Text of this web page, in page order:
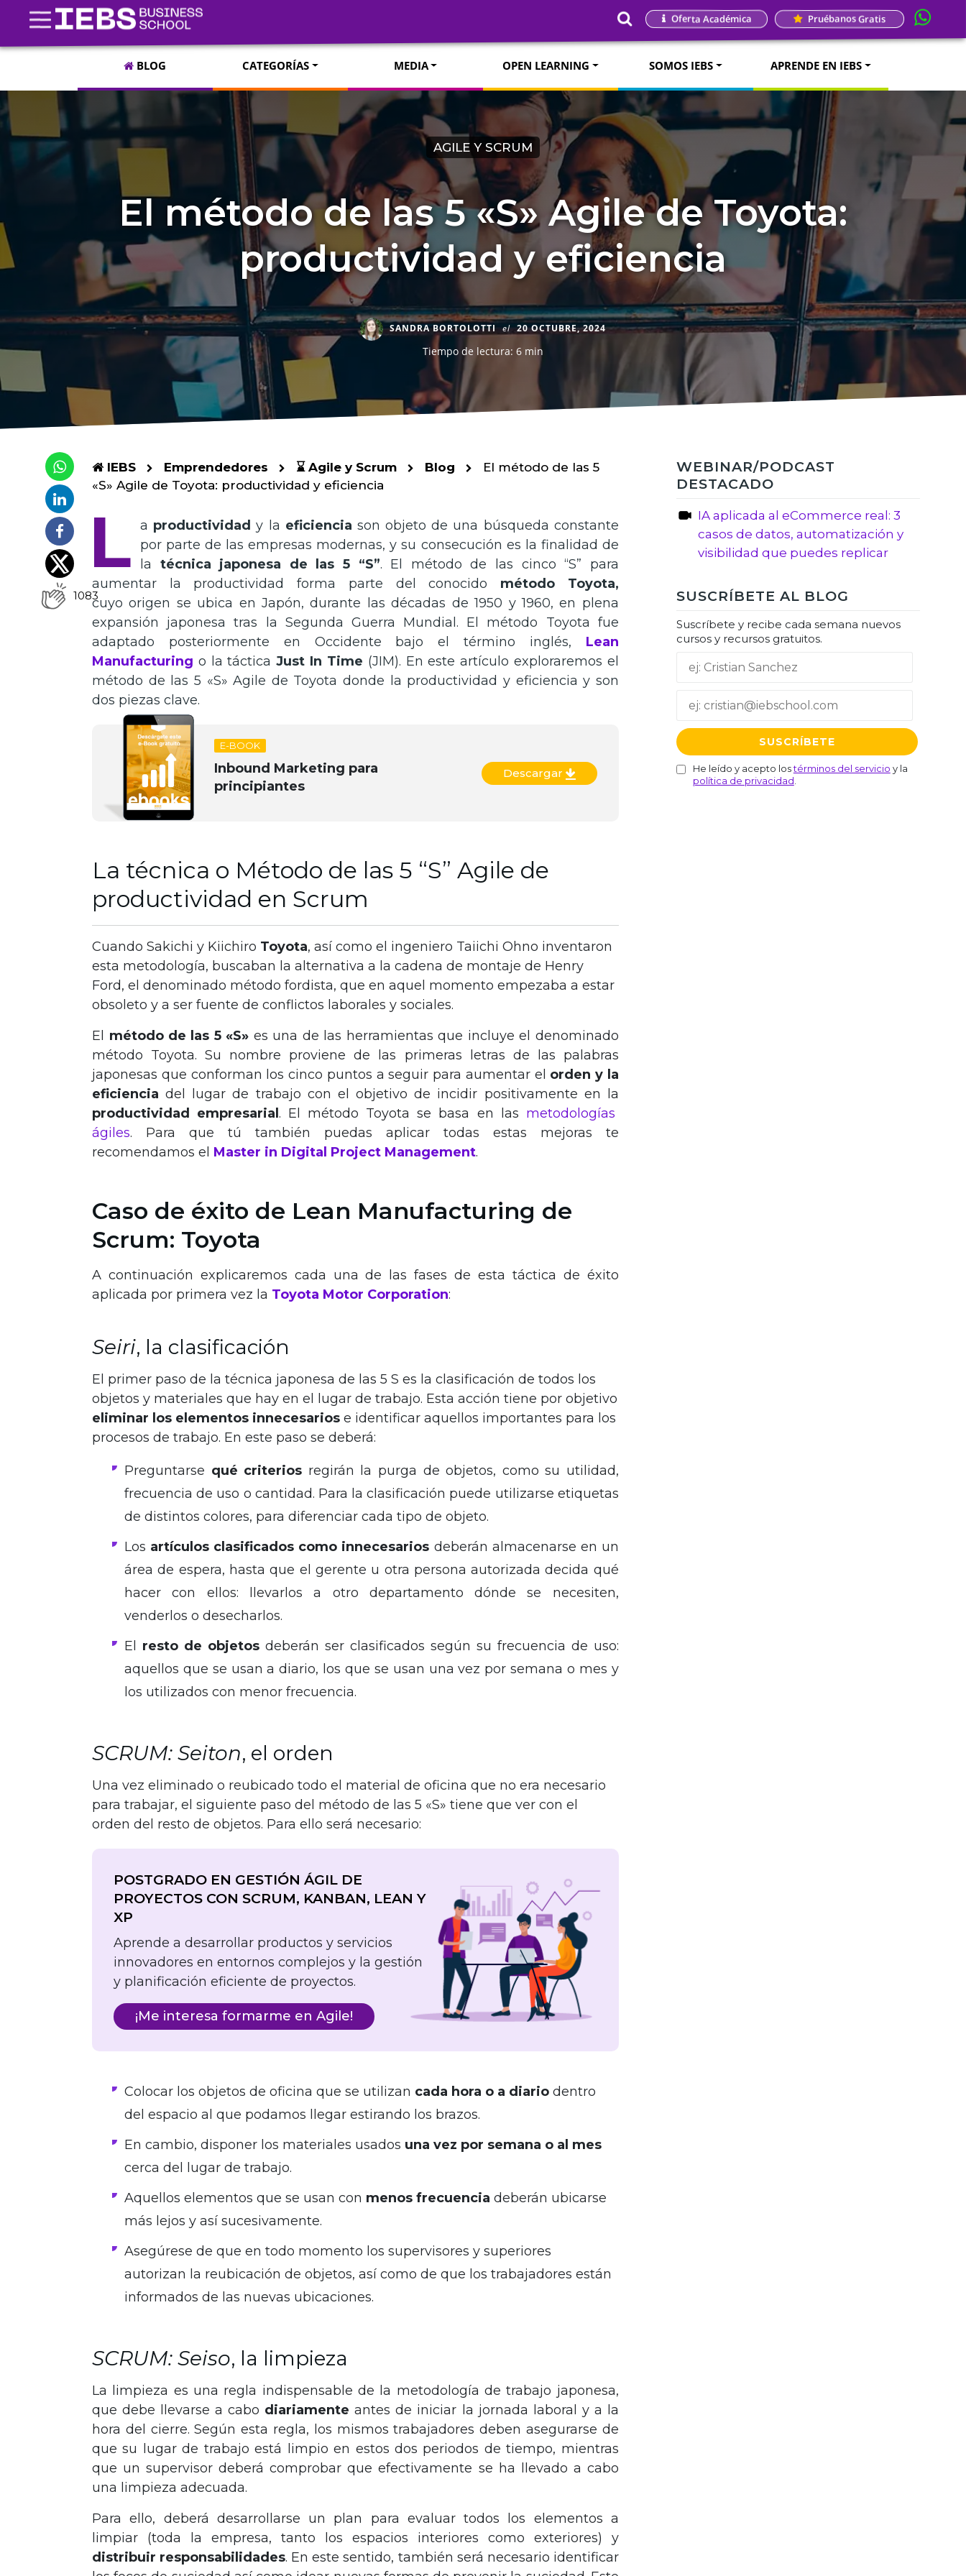
Oferta Académica Pruébanos Gratis
BLOG CATEGORÍAS MEDIA OPEN LEARNING SOMOS IEBS APRENDE EN IEBS
AGILE Y SCRUM
El método de las 5 «S» Agile de Toyota:
productividad y eficiencia
SANDRA BORTOLOTTI el 20 OCTUBRE, 2024
Tiempo de lectura: 6 min
1083
IEBS Emprendedores ⌛ Agile y Scrum Blog
El método de las 5
«S» Agile de Toyota: productividad y eficiencia
L a productividad y la eficiencia son objeto de una búsqueda constante
por parte de las empresas modernas, y su consecución es la finalidad de
la técnica japonesa de las 5 “S”. El método de las cinco “S” para
aumentar la productividad forma parte del conocido método Toyota,
cuyo origen se ubica en Japón, durante las décadas de 1950 y 1960, en plena
expansión japonesa tras la Segunda Guerra Mundial. El método Toyota fue
adaptado posteriormente en Occidente bajo el término inglés, Lean
Manufacturing o la tácticaJust In Time (JIM). En este artículo exploraremos el
método de las 5 «S» Agile de Toyota donde la productividad y eficiencia y son
dos piezas clave.
E-BOOK
Inbound Marketing para
principiantes
Descargar
La técnica o Método de las 5 “S” Agile de
productividad en Scrum
Cuando Sakichi y Kiichiro Toyota, así como el ingeniero Taiichi Ohno inventaron
esta metodología, buscaban la alternativa a la cadena de montaje de Henry
Ford, el denominado método fordista, que en aquel momento empezaba a estar
obsoleto y a ser fuente de conflictos laborales y sociales.
El método de las 5 «S» es una de las herramientas que incluye el denominado
método Toyota. Su nombre proviene de las primeras letras de las palabras
japonesas que conforman los cinco puntos a seguir para aumentar el orden y la
eficienciadel lugar de trabajo con el objetivo de incidir positivamente en la
productividad empresarial. El método Toyota se basa en las metodologías
ágiles. Para que tú también puedas aplicar todas estas mejoras te
recomendamos el Master in Digital Project Management.
Caso de éxito de Lean Manufacturing de
Scrum: Toyota
A continuación explicaremos cada una de las fases de esta táctica de éxito
aplicada por primera vez la Toyota Motor Corporation:
Seiri, la clasificación
El primer paso de la técnica japonesa de las 5 S es la clasificación de todos los
objetos y materiales que hay en el lugar de trabajo. Esta acción tiene por objetivo
eliminar los elementos innecesarios e identificar aquellos importantes para los
procesos de trabajo. En este paso se deberá:
Preguntarse qué criterios regirán la purga de objetos, como su utilidad,
frecuencia de uso o cantidad. Para la clasificación puede utilizarse etiquetas
de distintos colores, para diferenciar cada tipo de objeto.
Los artículos clasificados como innecesarios deberán almacenarse en un
área de espera, hasta que el gerente u otra persona autorizada decida qué
hacer con ellos: llevarlos a otro departamento dónde se necesiten,
venderlos o desecharlos.
El resto de objetosdeberán ser clasificados según su frecuencia de uso:
aquellos que se usan a diario, los que se usan una vez por semana o mes y
los utilizados con menor frecuencia.
SCRUM: Seiton, el orden
Una vez eliminado o reubicado todo el material de oficina que no era necesario
para trabajar, el siguiente paso del método de las 5 «S» tiene que ver con el
orden del resto de objetos. Para ello será necesario:
POSTGRADO EN GESTIÓN ÁGIL DE
PROYECTOS CON SCRUM, KANBAN, LEAN Y
XP
Aprende a desarrollar productos y servicios
innovadores en entornos complejos y la gestión
y planificación eficiente de proyectos.
¡Me interesa formarme en Agile!
Colocar los objetos de oficina que se utilizan cada hora o a diario dentro
del espacio al que podamos llegar estirando los brazos.
En cambio, disponer los materiales usados una vez por semana o al mes
cerca del lugar de trabajo.
Aquellos elementos que se usan con menos frecuencia deberán ubicarse
más lejos y así sucesivamente.
Asegúrese de que en todo momento los supervisores y superiores
autorizan la reubicación de objetos, así como de que los trabajadores están
informados de las nuevas ubicaciones.
SCRUM: Seiso, la limpieza
La limpieza es una regla indispensable de la metodología de trabajo japonesa,
que debe llevarse a cabo diariamente antes de iniciar la jornada laboral y a la
hora del cierre. Según esta regla, los mismos trabajadores deben asegurarse de
que su lugar de trabajo está limpio en estos dos periodos de tiempo, mientras
que un supervisor deberá comprobar que efectivamente se ha llevado a cabo
una limpieza adecuada.
Para ello, deberá desarrollarse un plan para evaluar todos los elementos a
limpiar (toda la empresa, tanto los espacios interiores como exteriores) y
distribuir responsabilidades. En este sentido, también será necesario identificar
WEBINAR/PODCAST
DESTACADO
IA aplicada al eCommerce real: 3
casos de datos, automatización y
visibilidad que puedes replicar
SUSCRÍBETE AL BLOG
Suscríbete y recibe cada semana nuevos
cursos y recursos gratuitos.
He leído y acepto lostérminos del servicio y la
política de privacidad